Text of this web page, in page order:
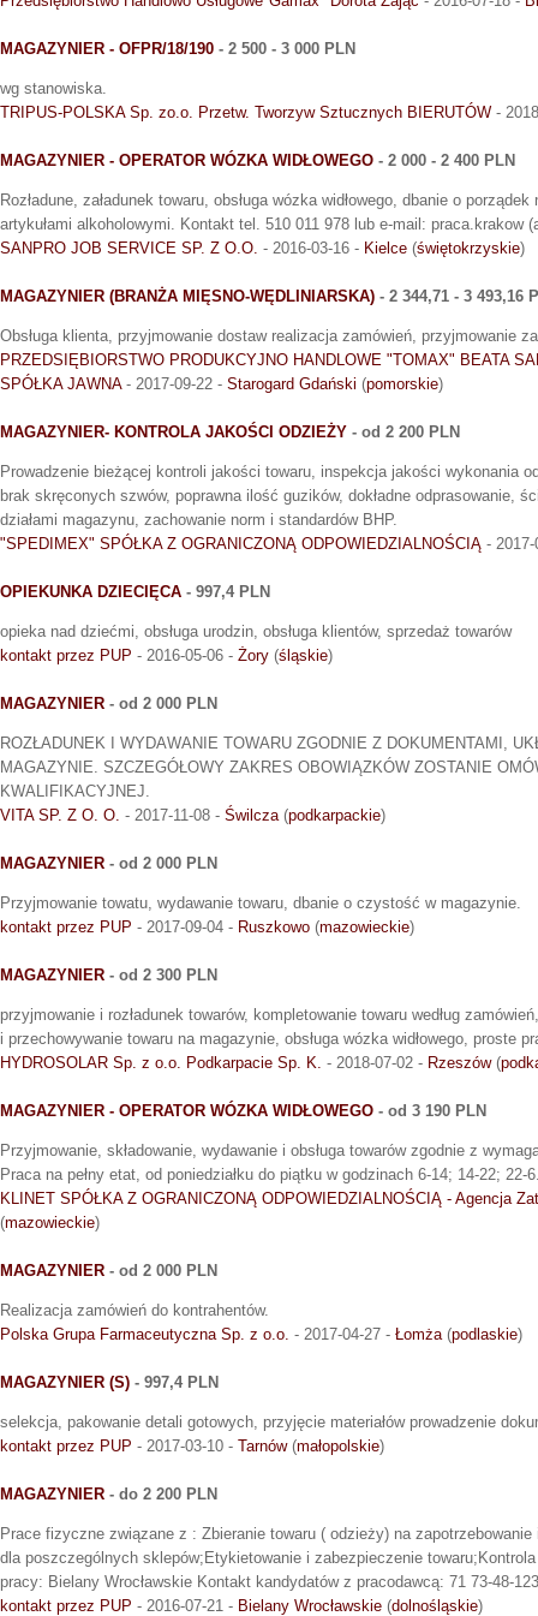
MAGAZYNIER - OFPR/18/190 - 2 500 - 3 000 PLN
wg stanowiska.
TRIPUS-POLSKA Sp. zo.o. Przetw. Tworzyw Sztucznych BIERUTÓW -
MAGAZYNIER - OPERATOR WÓZKA WIDŁOWEGO - 2 000 - 2 400 PLN
Rozładune, załadunek towaru, obsługa wózka widłowego, dbanie o
artykułami alkoholowymi. Kontakt tel. 510 011 978 lub e-mail: praca.krakow
SANPRO JOB SERVICE SP. Z O.O. - 2016-03-16 - Kielce (świętokrzyskie)
MAGAZYNIER (BRANŻA MIĘSNO-WĘDLINIARSKA) - 2 344,71 - 3 493,16
Obsługa klienta, przyjmowanie dostaw realizacja zamówień, przyjmowanie
PRZEDSIĘBIORSTWO PRODUKCYJNO HANDLOWE "TOMAX" BEATA
SPÓŁKA JAWNA- 2017-09-22 - Starogard Gdański (pomorskie)
MAGAZYNIER- KONTROLA JAKOŚCI ODZIEŻY - od 2 200 PLN
Prowadzenie bieżącej kontroli jakości towaru, inspekcja jakości wykonania
brak skręconych szwów, poprawna ilość guzików, dokładne odprasowanie,
działami magazynu, zachowanie norm i standardów BHP.
"SPEDIMEX" SPÓŁKA Z OGRANICZONĄ ODPOWIEDZIALNOŚCIĄ -
OPIEKUNKA DZIECIĘCA - 997,4 PLN
opieka nad dziećmi, obsługa urodzin, obsługa klientów, sprzedaż towarów
kontakt przez PUP - 2016-05-06 - Żory (śląskie)
MAGAZYNIER - od 2 000 PLN
ROZŁADUNEK I WYDAWANIE TOWARU ZGODNIE Z DOKUMENTAMI,
MAGAZYNIE. SZCZEGÓŁOWY ZAKRES OBOWIĄZKÓW ZOSTANIE
KWALIFIKACYJNEJ.
VITA SP. Z O. O. - 2017-11-08 - Świlcza (podkarpackie)
MAGAZYNIER - od 2 000 PLN
Przyjmowanie towatu, wydawanie towaru, dbanie o czystość w magazynie.
kontakt przez PUP - 2017-09-04 - Ruszkowo (mazowieckie)
MAGAZYNIER - od 2 300 PLN
przyjmowanie i rozładunek towarów, kompletowanie towaru według
i przechowywanie towaru na magazynie, obsługa wózka widłowego, proste
HYDROSOLAR Sp. z o.o. Podkarpacie Sp. K. - 2018-07-02 - Rzeszów(
MAGAZYNIER - OPERATOR WÓZKA WIDŁOWEGO - od 3 190 PLN
Przyjmowanie, składowanie, wydawanie i obsługa towarów zgodnie z
Praca na pełny etat, od poniedziałku do piątku w godzinach 6-14; 14-22; 22-
KLINET SPÓŁKA Z OGRANICZONĄ ODPOWIEDZIALNOŚCIĄ - Agencja
(mazowieckie)
MAGAZYNIER - od 2 000 PLN
Realizacja zamówień do kontrahentów.
Polska Grupa Farmaceutyczna Sp. z o.o. - 2017-04-27 - Łomża (podlaskie)
MAGAZYNIER (S) - 997,4 PLN
selekcja, pakowanie detali gotowych, przyjęcie materiałów prowadzenie
kontakt przez PUP - 2017-03-10 - Tarnów(małopolskie)
MAGAZYNIER - do 2 200 PLN
Prace fizyczne związane z : Zbieranie towaru ( odzieży) na zapotrzebowanie
dla poszczególnych sklepów;Etykietowanie i zabezpieczenie
pracy: Bielany Wrocławskie Kontakt kandydatów z pracodawcą: 71 73-48-
kontakt przez PUP - 2016-07-21 - Bielany Wrocławskie (dolnośląskie)